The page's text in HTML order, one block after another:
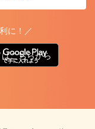
に！／
こちらから